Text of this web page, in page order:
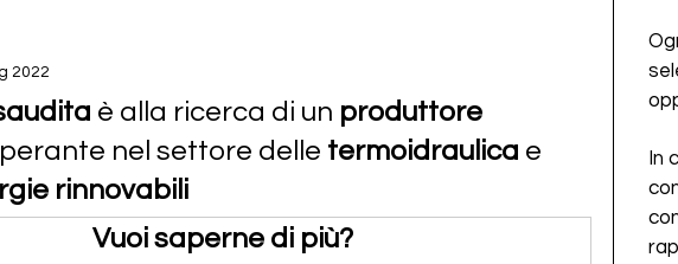
2022
è alla ricerca di un produttore
nel settore delle termoidraulica e
rinnovabili
Vuoi saperne di più?
In